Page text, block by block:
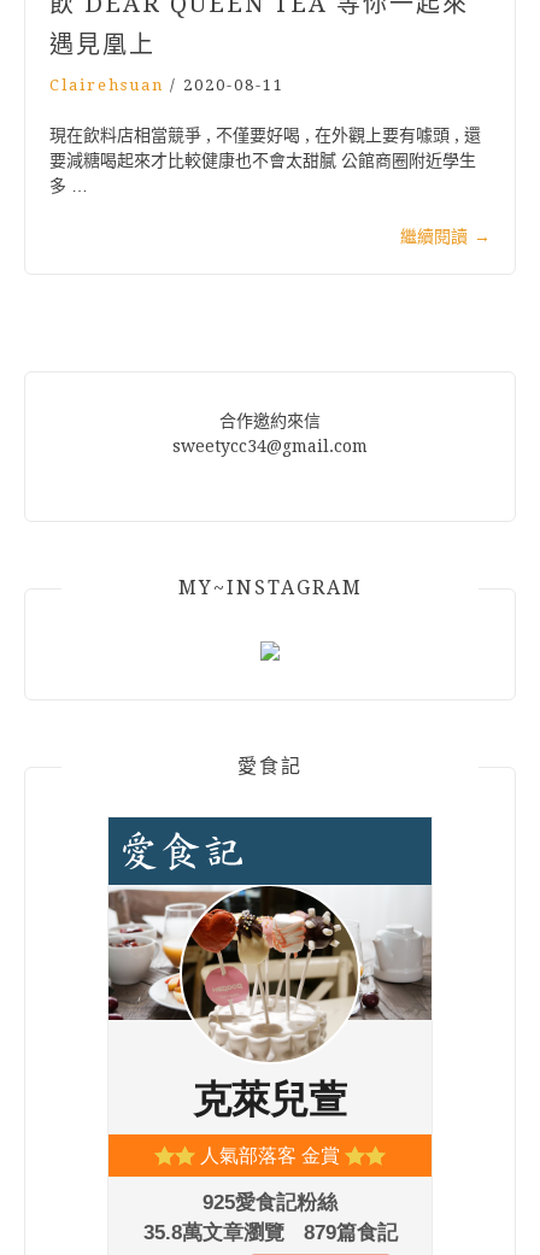
遇見凰上
Clairehsuan / 2020-08-11
現在飲料店相當競爭 , 不僅要好喝 , 在外觀上要有噱頭 , 還
要減糖喝起來才比較健康也不會太甜膩 公館商圈附近學生
多 …
繼續閱讀 →
合作邀約來信
sweetycc34@gmail.com
MY~INSTAGRAM
愛食記